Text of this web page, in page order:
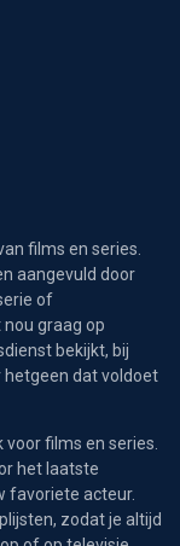
films en series.
aangevuld door
of
graag op
bekijkt, bij
hetgeen dat voldoet
films en series.
het laatste
favoriete acteur.
zodat je altijd